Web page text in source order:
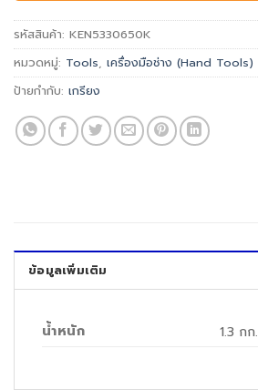
รหัสสินค้า: KEN5330650K
หมวดหมู่: Tools เครื่องมือช่าง (Hand Tools)
ป้ายกำกับ: เกรียง
ข้อมูลเพิ่มเติม
น้ำหนัก 1.3 กก.